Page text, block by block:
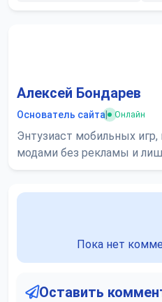
Алексей Бондарев
Основатель сайта Онлайн
Энтузиаст мобильных
модами без рекламы и
Пока нет
Оставить